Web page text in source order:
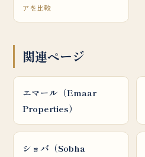
アを比較
関連ページ
エマール（Emaar
Properties）
ショバ（Sobha